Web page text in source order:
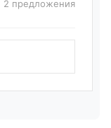
2 предложения